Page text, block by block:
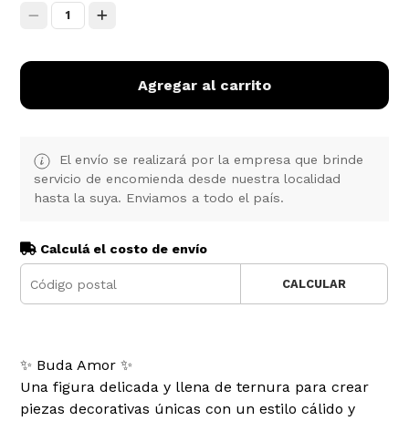
1
Agregar al carrito
El envío se realizará por la empresa que brinde
servicio de encomienda desde nuestra localidad
hasta la suya. Enviamos a todo el país.
Calculá el costo de envío
CALCULAR
✨ Buda Amor ✨
Una figura delicada y llena de ternura para crear
piezas decorativas únicas con un estilo cálido y